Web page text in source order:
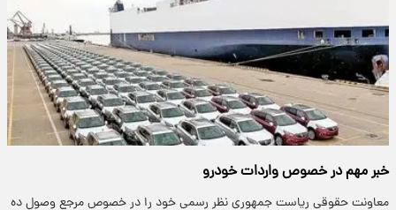
خبر مهم در خصوص واردات خودرو
معاونت حقوقی ریاست جمهوری نظر رسمی خود را در خصوص مرجع وصول ده